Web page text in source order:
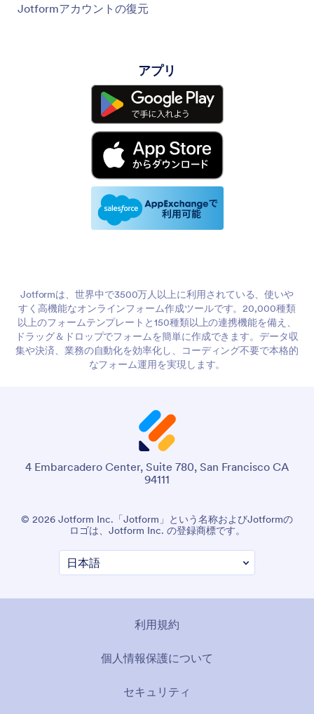
Jotformアカウントの復元
アプリ
Jotformは、世界中で3500万人以上に利用されている、使いや
すく高機能なオンラインフォーム作成ツールです。20,000種類
以上のフォームテンプレートと150種類以上の連携機能を備え、
ドラッグ＆ドロップでフォームを簡単に作成できます。データ収
集や決済、業務の自動化を効率化し、コーディング不要で本格的
なフォーム運用を実現します。
4 Embarcadero Center, Suite 780, San Francisco CA
94111
© 2026 Jotform Inc.「Jotform」という名称およびJotformの
ロゴは、Jotform Inc. の登録商標です。
利用規約
個人情報保護について
セキュリティ